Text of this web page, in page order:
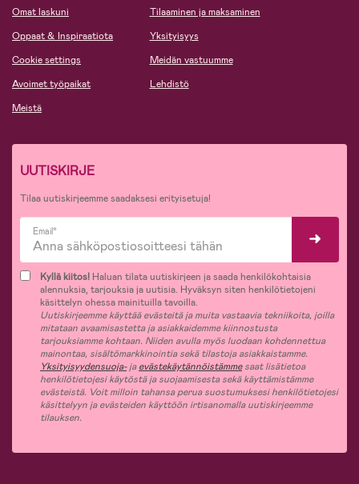
Omat laskuni
Oppaat & Inspiraatiota
Cookie settings
Avoimet työpaikat
Meistä
Tilaaminen ja maksaminen
Yksityisyys
Meidän vastuumme
Lehdistö
UUTISKIRJE
Tilaa uutiskirjeemme saadaksesi erityisetuja!
Email*
Kyllä kiitos! Haluan tilata uutiskirjeen ja saada henkilökohtaisia
alennuksia, tarjouksia ja uutisia. Hyväksyn siten henkilötietojeni
käsittelyn ohessa mainituilla tavoilla.
Uutiskirjeemme käyttää evästeitä ja muita vastaavia tekniikoita, joilla
mitataan avaamisastetta ja asiakkaidemme kiinnostusta
tarjouksiamme kohtaan. Niiden avulla myös luodaan kohdennettua
mainontaa, sisältömarkkinointia sekä tilastoja asiakkaistamme.
Yksityisyydensuoja-jaevästekäytännöistämmesaat lisätietoa
henkilötietojesi käytöstä ja suojaamisesta sekä käyttämistämme
evästeistä. Voit milloin tahansa perua suostumuksesi henkilötietojesi
käsittelyyn ja evästeiden käyttöön irtisanomalla uutiskirjeemme
tilauksen.